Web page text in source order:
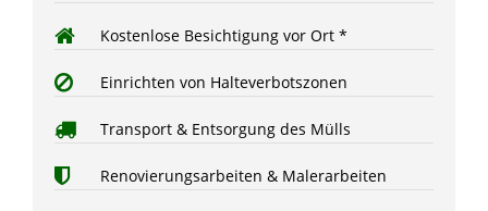
Kostenlose Besichtigung vor Ort *
Einrichten von Halteverbotszonen
Transport & Entsorgung des Mülls
Renovierungsarbeiten & Malerarbeiten